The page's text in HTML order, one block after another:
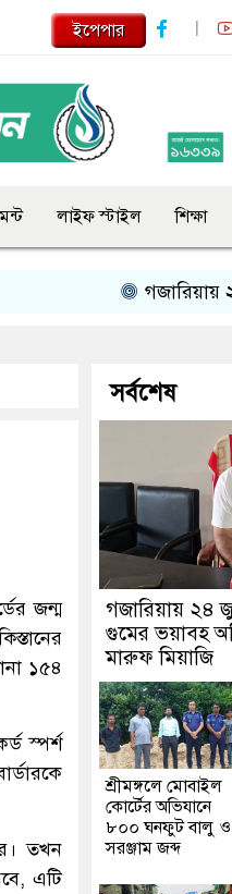
ইপেপার
লাইফ স্টাইল শিক্ষা
গজারিয়ায় ২৪
জন্ম
১৫৪
স্পর্শ
তখন
এটি
সর্বশেষ
গজারিয়ায় ২৪
গুমের ভয়াবহ
মারুফ মিয়াজি
শ্রীমঙ্গলে মোবাইল
কোর্টের অভিযানে
৮০০ ঘনফুট বালু ও
সরঞ্জাম জব্দ